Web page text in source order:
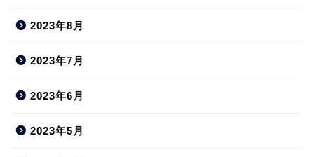
2023年8月
2023年7月
2023年6月
2023年5月